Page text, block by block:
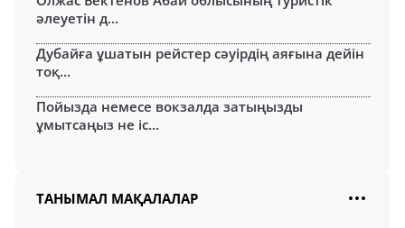
әлеуетін д...
Дубайға ұшатын рейстер сәуірдің аяғына дейін
тоқ...
Пойызда немесе вокзалда затыңызды
ұмытсаңыз не іс...
ТАНЫМАЛ МАҚАЛАЛАР